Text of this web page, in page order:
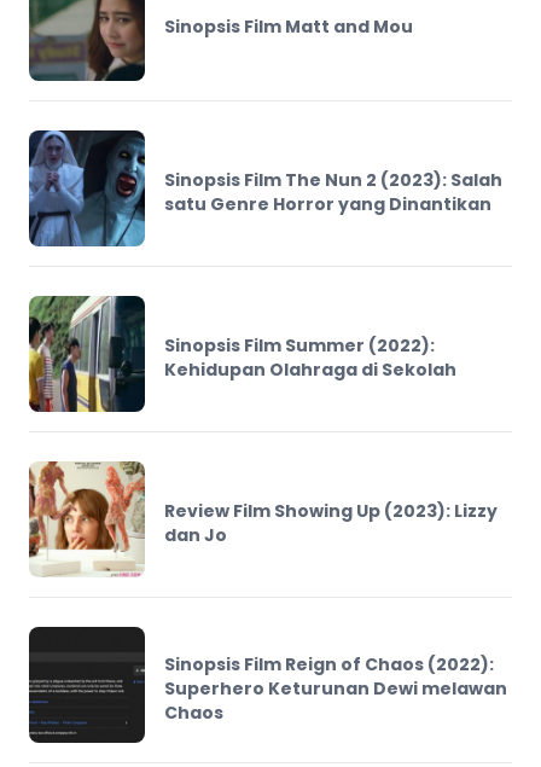
Sinopsis Film Matt and Mou
Sinopsis Film The Nun 2 (2023): Salah
satu Genre Horror yang Dinantikan
Sinopsis Film Summer (2022):
Kehidupan Olahraga di Sekolah
Review Film Showing Up (2023): Lizzy
dan Jo
Sinopsis Film Reign of Chaos (2022):
Superhero Keturunan Dewi melawan
Chaos